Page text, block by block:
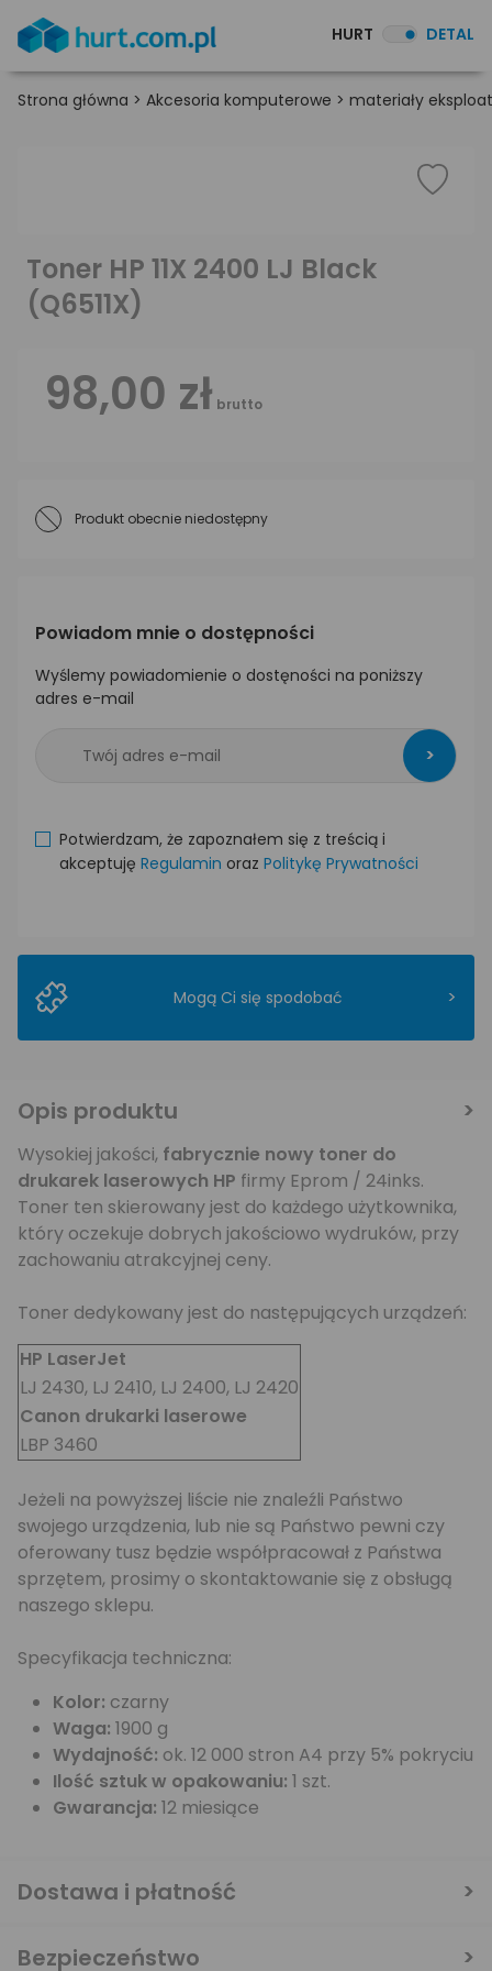
HURT DETAL
Strona główna > Akcesoria komputerowe > materiały
Toner HP 11X 2400 LJ Black
(Q6511X)
98,00 zł brutto
Produkt obecnie niedostępny
Powiadom mnie o dostępności
Wyślemy powiadomienie o dostęności na poniższy
adres e-mail
>
Potwierdzam, że zapoznałem się z treścią i
akceptuję Regulamin oraz Politykę Prywatności
Mogą Ci się spodobać >
Opis produktu
Wysokiej jakości, fabrycznie nowy toner do
drukarek laserowych HP firmy Eprom / 24inks.
Toner ten skierowany jest do każdego użytkownika,
który oczekuje dobrych jakościowo wydruków, przy
zachowaniu atrakcyjnej ceny.
Toner dedykowany jest do następujących urządzeń:
HP LaserJet
LJ 2430, LJ 2410, LJ 2400, LJ 2420
Canon drukarki laserowe
LBP 3460
Jeżeli na powyższej liście nie znaleźli Państwo
swojego urządzenia, lub nie są Państwo pewni czy
oferowany tusz będzie współpracował z Państwa
sprzętem, prosimy o skontaktowanie się z obsługą
naszego sklepu.
Specyfikacja techniczna:
Kolor: czarny
Waga: 1900 g
Wydajność: ok. 12 000 stron A4 przy 5% pokryciu
Ilość sztuk w opakowaniu: 1 szt.
Gwarancja: 12 miesiące
Dostawa i płatność
Bezpieczeństwo